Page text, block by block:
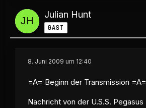
Julian Hunt
GAST
8. Juni 2009 um 12:40
=A= Beginn der Transmission =A=
Nachricht von der U.S.S. Pegasus